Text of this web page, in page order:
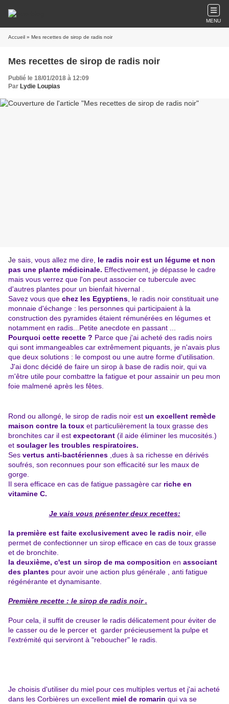
MENU
Accueil » Mes recettes de sirop de radis noir
Mes recettes de sirop de radis noir
Publié le 18/01/2018 à 12:09
Par Lydie Loupias
Je sais, vous allez me dire, le radis noir est un légume et non
pas une plante médicinale. Effectivement, je dépasse le cadre
mais vous verrez que l'on peut associer ce tubercule avec
d'autres plantes pour un bienfait hivernal .
Savez vous que chez les Egyptiens , le radis noir constituait une
monnaie d'échange : les personnes qui participaient à la
construction des pyramides étaient rémunérées en légumes et
notamment en radis...Petite anecdote en passant ...
Pourquoi cette recette ? Parce que j'ai acheté des radis noirs
qui sont immangeables car extrêmement piquants, je n'avais plus
que deux solutions : le compost ou une autre forme d'utilisation.
J'ai donc décidé de faire un sirop à base de radis noir, qui va
m'être utile pour combattre la fatigue et pour assainir un peu mon
foie malmené après les fêtes.
Rond ou allongé, le sirop de radis noir est un excellent remède
maison contre la toux et particulièrement la toux grasse des
bronchites car il est expectorant (il aide éliminer les mucosités.)
et soulager les troubles respiratoires.
Ses vertus anti-bactériennes ,dues à sa richesse en dérivés
soufrés, son reconnues pour son efficacité sur les maux de
gorge.
Il sera efficace en cas de fatigue passagère car riche en
vitamine C.
Je vais vous présenter deux recettes:
la première est faite exclusivement avec le radis noir, elle
permet de confectionner un sirop efficace en cas de toux grasse
et de bronchite.
la deuxième, c'est un sirop de ma composition en associant
des plantes pour avoir une action plus générale , anti fatigue
régénérante et dynamisante.
Première recette : le sirop de radis noir .
Pour cela, il suffit de creuser le radis délicatement pour éviter de
le casser ou de le percer et garder précieusement la pulpe et
l'extrémité qui serviront à "reboucher" le radis.
Je choisis d'utiliser du miel pour ces multiples vertus et j'ai acheté
dans les Corbières un excellent miel de romarin qui va se